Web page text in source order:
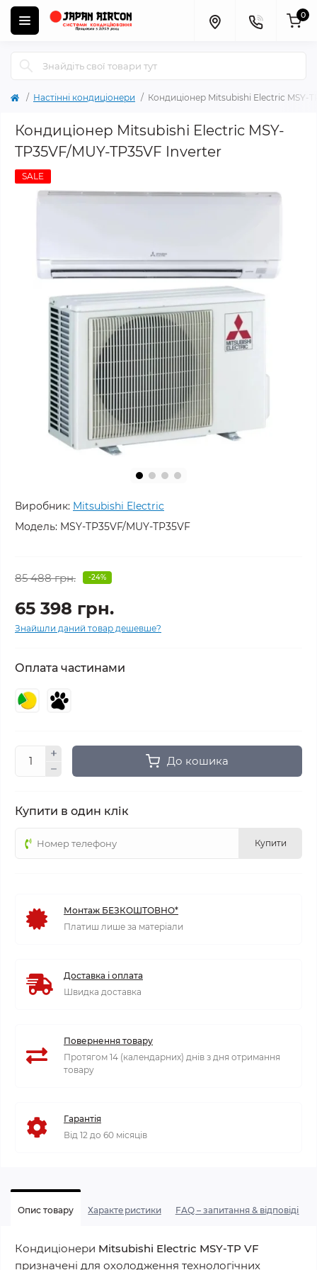
0
Настінні кондиціонери Кондиціонер Mitsubishi Electric MSY-
Кондиціонер Mitsubishi Electric MSY-
TP35VF/MUY-TP35VF Inverter
SALE
Виробник: Mitsubishi Electric
Модель: MSY-TP35VF/MUY-TP35VF
85 488 грн. -24%
65 398 грн.
Знайшли даний товар дешевше?
Оплата частинами
До кошика
Купити в один клік
Купити
Монтаж БЕЗКОШТОВНО*
Платиш лише за матеріали
Доставка і оплата
Швидка доставка
Повернення товару
Протягом 14 (календарних) днів з дня отримання
товару
Гарантія
Від 12 до 60 місяців
Опис товару Характеристики FAQ – запитання & відповіді
Кондиціонери Mitsubishi Electric MSY-TP VF
призначені для охолодження технологічних